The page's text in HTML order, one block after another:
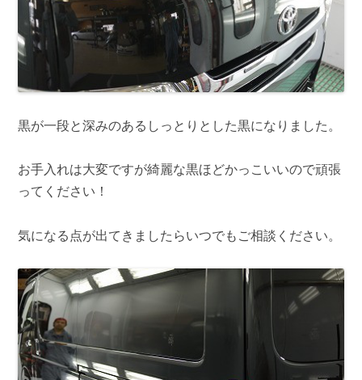
黒が一段と深みのあるしっとりとした黒になりました。
お手入れは大変ですが綺麗な黒ほどかっこいいので頑張
ってください！
気になる点が出てきましたらいつでもご相談ください。